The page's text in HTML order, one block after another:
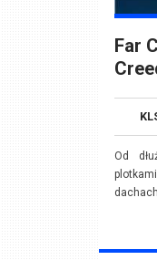
Far
Od